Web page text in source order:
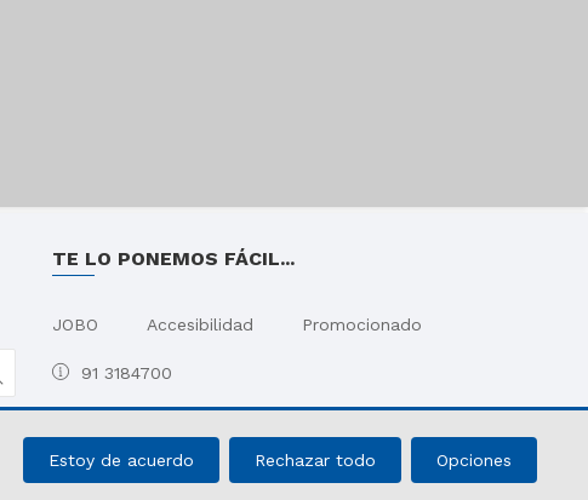
TE LO PONEMOS FÁCIL...
JOBO Accesibilidad Promocionado
91 3184700
Opciones de privacidad
Estoy de acuerdo Rechazar todo Opciones